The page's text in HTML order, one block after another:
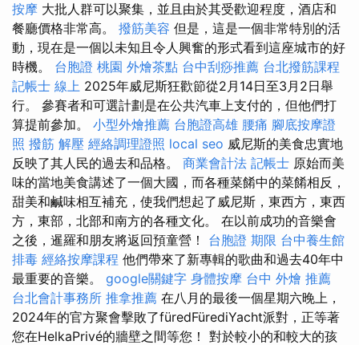
按摩 大批人群可以聚集，並且由於其受歡迎程度，酒店和
餐廳價格非常高。 撥筋美容 但是，這是一個非常特別的活
動，現在是一個以未知且令人興奮的形式看到這座城市的好
時機。 台胞證 桃園 外燴茶點 台中刮痧推薦 台北撥筋課程
記帳士 線上 2025年威尼斯狂歡節從2月14日至3月2日舉
行。 參賽者和可選計劃是在公共汽車上支付的，但他們打
算提前參加。 小型外燴推薦 台胞證高雄 腰痛 腳底按摩證
照 撥筋 解壓 經絡調理證照 local seo 威尼斯的美食忠實地
反映了其人民的過去和品格。 商業會計法 記帳士 原始而美
味的當地美食講述了一個大國，而各種菜餚中的菜餚相反，
甜美和鹹味相互補充，使我們想起了威尼斯，東西方，東西
方，東部，北部和南方的各種文化。 在以前成功的音樂會
之後，暹羅和朋友將返回預童營！ 台胞證 期限 台中養生館
排毒 經絡按摩課程 他們帶來了新專輯的歌曲和過去40年中
最重要的音樂。 google關鍵字 身體按摩 台中 外燴 推薦
台北會計事務所 推拿推薦 在八月的最後一個星期六晚上，
2024年的官方聚會擊敗了füredFürediYacht派對，正等著
您在HelkaPrivé的牆壁之間等您！ 對於較小的和較大的孩